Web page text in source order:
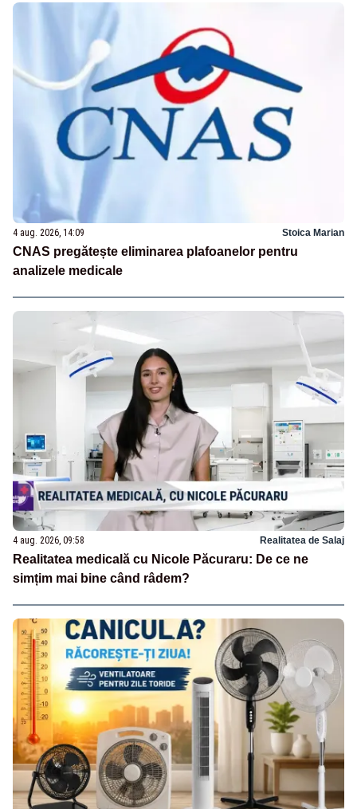
4 aug. 2026, 14:09 Stoica Marian
CNAS pregătește eliminarea plafoanelor pentru
analizele medicale
4 aug. 2026, 09:58 Realitatea de Salaj
Realitatea medicală cu Nicole Păcuraru: De ce ne
simțim mai bine când râdem?